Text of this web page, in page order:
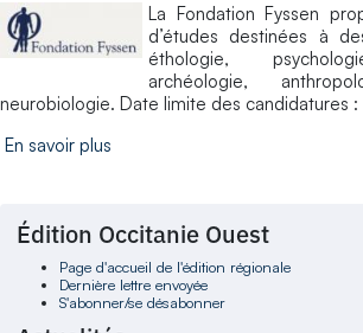
La Fondation Fyssen
d’études destinées à
éthologie,
archéologie,
neurobiologie. Date limite des candidatures :
En savoir plus
Édition Occitanie Ouest
Page d'accueil de l'édition régionale
Dernière lettre envoyée
S'abonner/se désabonner